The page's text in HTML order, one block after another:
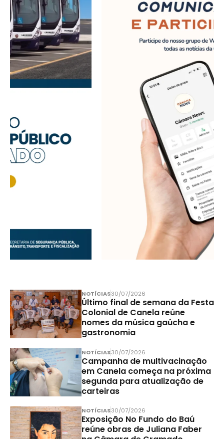
NOTÍCIAS30/07/2026
Último final de semana da Festa
Colonial de Canela reúne
nomes da música gaúcha e
gastronomia
NOTÍCIAS30/07/2026
Campanha de multivacinação
em Canela começa na próxima
segunda para atualização de
carteiras
NOTÍCIAS30/07/2026
Exposição No Fundo do Baú
reúne obras de Juliana Faber